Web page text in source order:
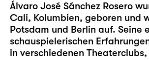
Álvaro José Sánchez Rosero
Cali, Kolumbien, geboren und
Potsdam und Berlin auf. Seine
schauspielerischen
in verschiedenen